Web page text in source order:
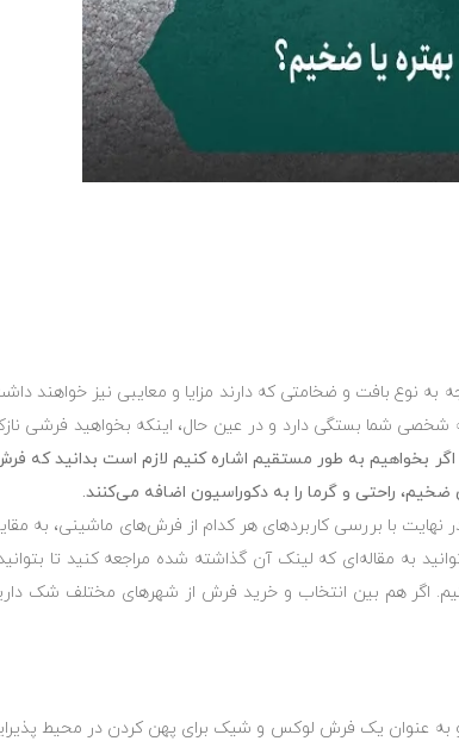
نوع بافت و ضخامتی که دارند مزایا و معایبی نیز خواهند
شما بستگی دارد و در عین حال، اینکه بخواهید فرشی
بخواهیم به طور مستقیم اشاره کنیم لازم است بدانید که
راحتی و گرما را به دکوراسیون اضافه می‌کنند.
با بررسی کاربردهای هر کدام از فرش‌های ماشینی، به
به مقاله‌ای که لینک آن گذاشته شده مراجعه کنید تا
هم بین انتخاب و خرید فرش از شهرهای مختلف شک
و به ‏عنوان یک فرش لوکس و شیک برای پهن کردن در محیط